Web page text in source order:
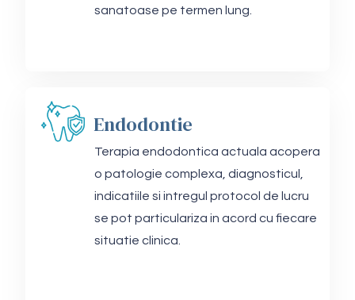
sanatoase pe termen lung.
Endodontie
Terapia endodontica actuala acopera
o patologie complexa, diagnosticul,
indicatiile si intregul protocol de lucru
se pot particulariza in acord cu fiecare
situatie clinica.